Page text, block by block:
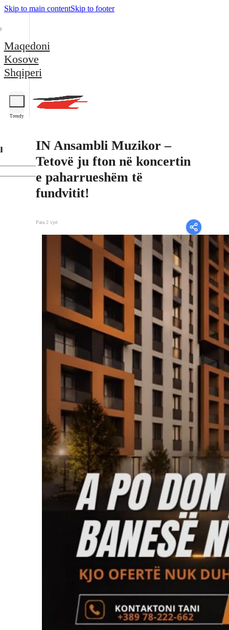
Skip to main contentSkip to footer
Maqedoni
Kosove
Shqiperi
Trendy
IN Ansambli Muzikor –
Tetovë ju fton në koncertin
e paharrueshëm të
fundvitit!
Para 2 vjet